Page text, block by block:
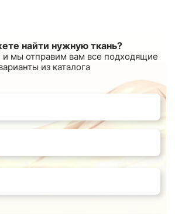
найти нужную ткань?
и мы отправим вам все подходящие
из каталога